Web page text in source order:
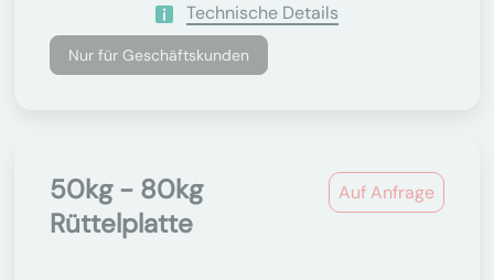
Technische Details
Nur für Geschäftskunden
Auf Anfrage
50kg - 80kg
Rüttelplatte